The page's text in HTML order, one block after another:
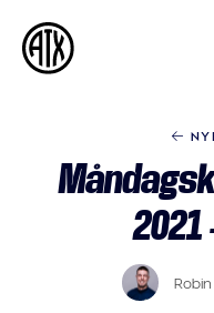
2021